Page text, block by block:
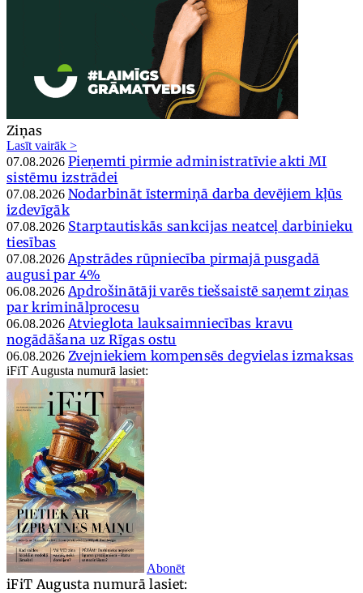
Ziņas
Lasīt vairāk >
07.08.2026 Pieņemti pirmie administratīvie akti MI
sistēmu izstrādei
07.08.2026 Nodarbināt īstermiņā darba devējiem kļūs
izdevīgāk
07.08.2026 Starptautiskās sankcijas neatceļ darbinieku
tiesības
07.08.2026 Apstrādes rūpniecība pirmajā pusgadā
augusi par 4%
06.08.2026 Apdrošinātāji varēs tiešsaistē saņemt ziņas
par kriminālprocesu
06.08.2026 Atvieglota lauksaimniecības kravu
nogādāšana uz Rīgas ostu
06.08.2026 Zvejniekiem kompensēs degvielas izmaksas
iFiT Augusta numurā lasiet:
Abonēt
iFiT Augusta numurā lasiet: